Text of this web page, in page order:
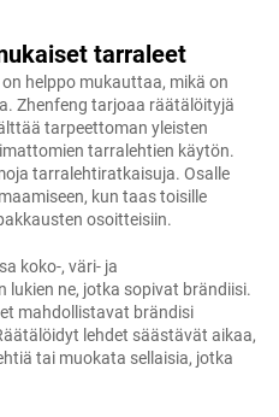
tarraleet
helppo mukauttaa, mikä on
Zhenfeng tarjoaa räätälöityjä
tarpeettoman yleisten
tarralehtien käytön.
tarralehtiratkaisuja. Osalle
kun taas toisille
osoitteisiin.
koko-, väri- ja
ne, jotka sopivat brändiisi.
mahdollistavat brändisi
lehdet säästävät aikaa,
tai muokata sellaisia, jotka